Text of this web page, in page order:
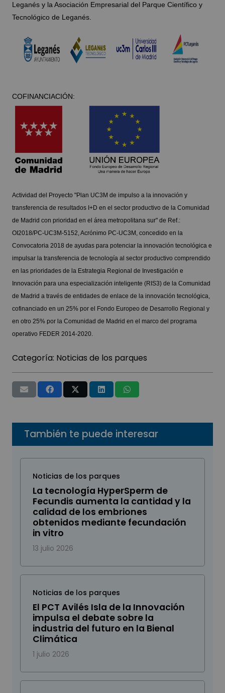
Leganés y la Asociación Empresarial del Parque Científico y
Tecnológico de Leganés.
COFINANCIACIÓN:
Actividad del Proyecto "Plan UC3M de impulso a la innovación y
transferencia de resultados I+D en el sector productivo de la Comunidad
de Madrid con prioridad en el área metropolitana sur" de Ref.:
OI2018/PC-UC3M-5152, Acrónimo PC-UC3M, concedido en la
Convocatoria 2018 de ayudas para potenciar la innovación tecnológica e
impulsar la transferencia de tecnología al sector productivo comprendido
en las prioridades de la Estrategia Regional de Investigación e
Innovación para una especialización inteligente (RIS3) de la Comunidad
de Madrid a través de entidades de enlace de la innovación tecnológica,
cofinanciado en un 25% por el Fondo Europeo de Desarrollo Regional y
en otro 25% por la Comunidad de Madrid en el marco del programa
operativo FEDER 2014-2020.
Categoría: Noticias de los parques
También te puede interesar
Noticias de los parques
La tecnología HyperSperm de
Fecundis aumenta la cantidad y la
calidad de los embriones
obtenidos mediante fecundación
in vitro
13 julio 2026
Noticias de los parques
El PCT Avilés Isla de la Innovación
impulsa el debate sobre la
industria del futuro en la Bienal
Climática
1 julio 2026